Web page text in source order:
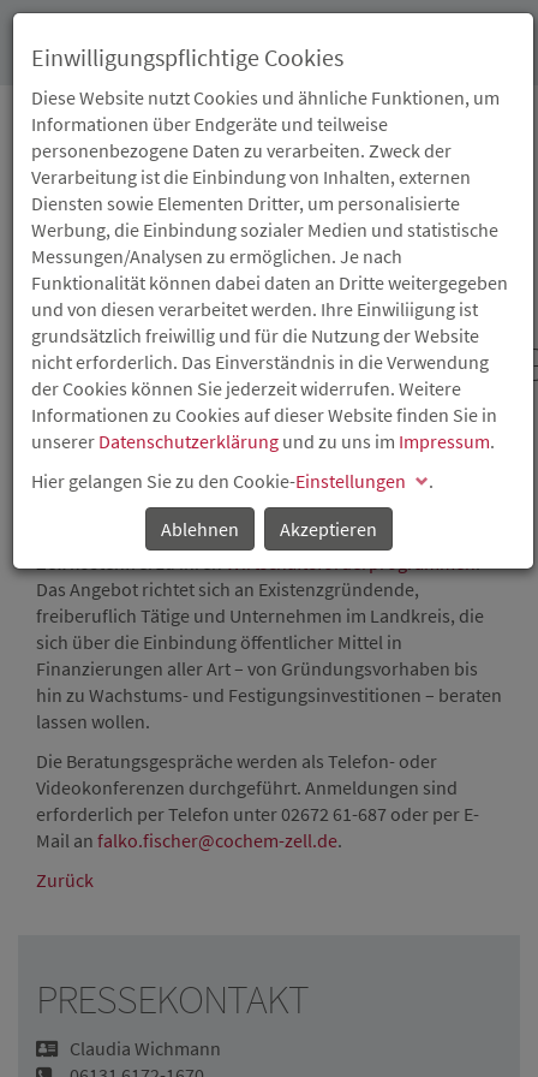
22.09.2021
KOSTENLOSE
BERATUNG ZU DEN
PROGRAMMEN DER
Digitaler ISB-Beratungstag mit der Kreisverwaltung
Cochem-Zell am 30. September 2021
Am 30. September 2021 informiert die Investitions- und
Strukturbank Rheinland-Pfalz (ISB) als Förderbank des
Landes in Kooperation mit der Kreisverwaltung Cochem-
Zell kostenfrei zu ihrenWirtschaftsförderprogrammen.
Das Angebot richtet sich an Existenzgründende,
freiberuflich Tätige und Unternehmen im Landkreis, die
sich über die Einbindung öffentlicher Mittel in
Finanzierungen aller Art – von Gründungsvorhaben bis
hin zu Wachstums- und Festigungsinvestitionen – beraten
lassen wollen.
Die Beratungsgespräche werden als Telefon- oder
Videokonferenzen durchgeführt. Anmeldungen sind
erforderlich per Telefon unter 02672 61-687 oder per E-
Mail an falko.fischer@cochem-zell.de.
Zurück
PRESSEKONTAKT
Claudia Wichmann
Einwilligungspflichtige Cookies
Diese Website nutzt Cookies und ähnliche Funktionen, um
Informationen über Endgeräte und teilweise
personenbezogene Daten zu verarbeiten. Zweck der
Verarbeitung ist die Einbindung von Inhalten, externen
Diensten sowie Elementen Dritter, um personalisierte
Werbung, die Einbindung sozialer Medien und statistische
Messungen/Analysen zu ermöglichen. Je nach
Funktionalität können dabei daten an Dritte weitergegeben
und von diesen verarbeitet werden. Ihre Einwiliigung ist
grundsätzlich freiwillig und für die Nutzung der Website
nicht erforderlich. Das Einverständnis in die Verwendung
der Cookies können Sie jederzeit widerrufen. Weitere
Informationen zu Cookies auf dieser Website finden Sie in
unserer Datenschutzerklärung und zu uns im Impressum.
Hier gelangen Sie zu den Cookie-Einstellungen
.
Ablehnen
Akzeptieren